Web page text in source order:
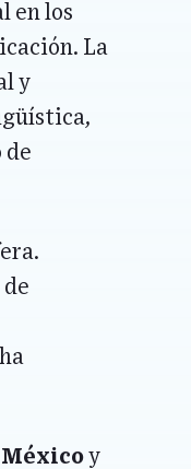
en los
La
y
de
México y